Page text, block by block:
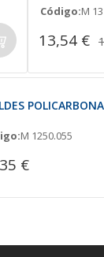
Código:M
13,54 €
M 1250.055
€